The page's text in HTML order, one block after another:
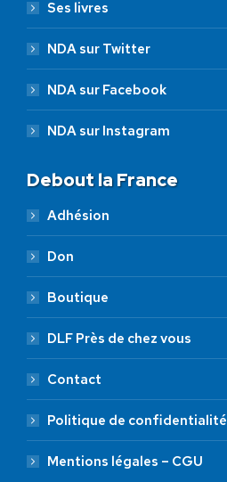
Ses livres
NDA sur Twitter
NDA sur Facebook
NDA sur Instagram
Debout la France
Adhésion
Don
Boutique
DLF Près de chez vous
Contact
Politique de confidentialité
Mentions légales – CGU